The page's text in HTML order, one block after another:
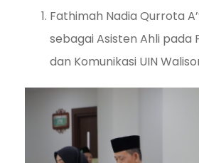
Fathimah Nadia Qurrota
sebagai Asisten Ahli pada
dan Komunikasi UIN